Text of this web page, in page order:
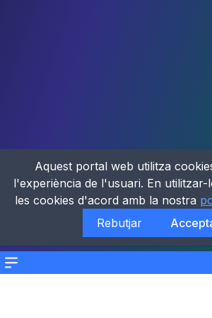
Menu
Aquest portal web utilitza
l'experiència de l'usuari. En
les cookies d'acord amb la nostra
Rebutjar